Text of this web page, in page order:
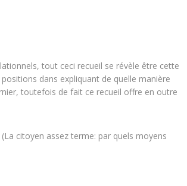
tout ceci recueil se révèle être cette
dans expliquant de quelle manière
toutefois de fait ce recueil offre en outre
citoyen assez terme: par quels moyens